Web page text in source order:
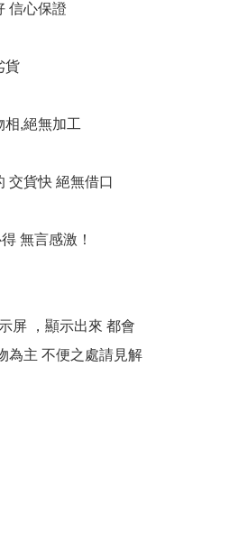
信心保證
貨
,絕無加工
交貨快 絕無借口
無言感激！
屏 ，顯示出來 都會
為主 不便之處請見解